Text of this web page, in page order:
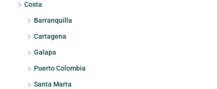
Costa
Barranquilla
Cartagena
Galapa
Puerto Colombia
Santa Marta